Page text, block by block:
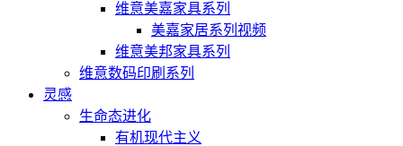
维意美嘉家具系列
美嘉家居系列视频
维意美邦家具系列
维意数码印刷系列
灵感
生命态进化
有机现代主义